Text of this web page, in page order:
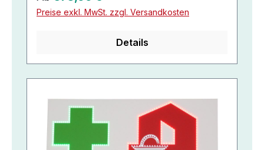
Preise exkl. MwSt. zzgl. Versandkosten
Details